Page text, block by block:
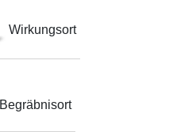
Wirkungsort
Begräbnisort